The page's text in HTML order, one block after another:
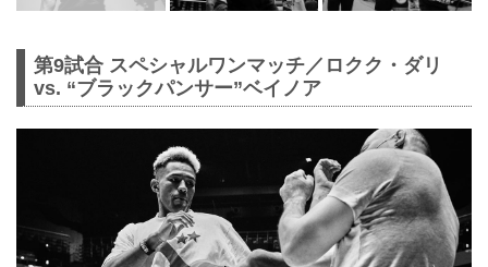
第9試合 スペシャルワンマッチ／ロクク・ダリ
vs. “ブラックパンサー”ベイノア